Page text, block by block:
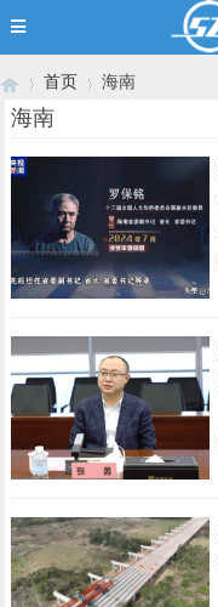
首页 海南
海南